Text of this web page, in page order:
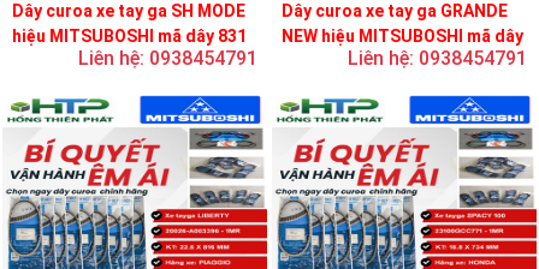
Dây curoa xe tay ga SH MODE
hiệu MITSUBOSHI mã dây 831
Liên hệ: 0938454791
Dây curoa xe tay ga GRANDE
NEW hiệu MITSUBOSHI mã dây
Liên hệ: 0938454791